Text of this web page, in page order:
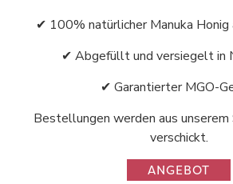
✔ 100% natürlicher Manuka Honig
✔ Abgefüllt und versiegelt in
✔ Garantierter MGO-
Bestellungen werden aus unserem
verschickt.
ANGEBOT